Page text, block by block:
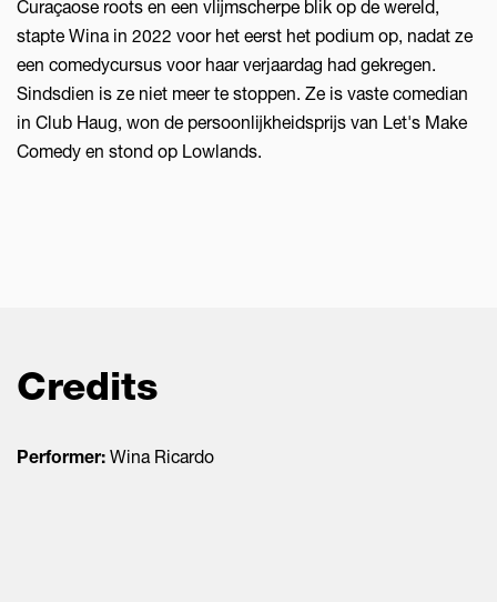
Curaçaose roots en een vlijmscherpe blik op de wereld,
stapte Wina in 2022 voor het eerst het podium op, nadat ze
een comedycursus voor haar verjaardag had gekregen.
Sindsdien is ze niet meer te stoppen. Ze is vaste comedian
in Club Haug, won de persoonlijkheidsprijs van Let's Make
Comedy en stond op Lowlands.
Credits
Performer: Wina Ricardo